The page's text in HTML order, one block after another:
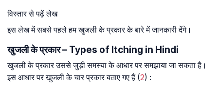
विस्तार से पढ़ें लेख
इस लेख में सबसे पहले हम खुजली के प्रकार के बारे में जानकारी देंगे।
खुजली के प्रकार – Types of Itching in Hindi
खुजली के प्रकार उससे जुड़ी समस्या के आधार पर समझाया जा सकता है।
इस आधार पर खुजली के चार प्रकार बताए गए हैं (2) :